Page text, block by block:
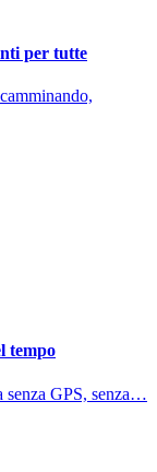
per tutte
tempo
senza GPS, senza…